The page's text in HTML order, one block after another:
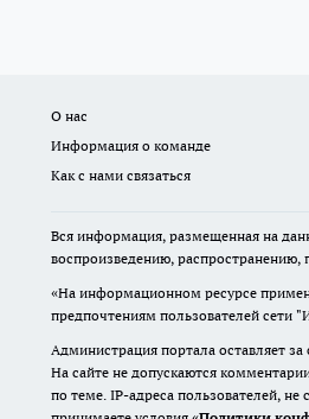
О нас
Информация о команде
Как с нами связаться
Вся информация, размещенная на
воспроизведению, распространению,
«На информационном ресурсе
предпочтениям пользователей сети
Администрация портала оставляет
На сайте не допускаются
по теме. IP-адреса пользователей,